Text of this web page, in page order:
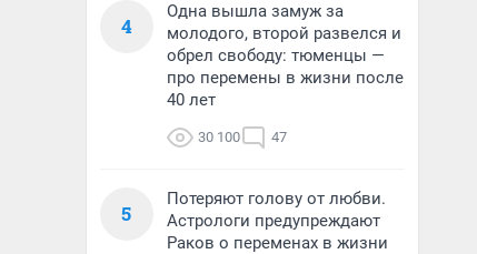
4
Одна вышла замуж за
молодого, второй развелся и
обрел свободу: тюменцы —
про перемены в жизни после
40 лет
30 100 47
5
Потеряют голову от любви.
Астрологи предупреждают
Раков о переменах в жизни